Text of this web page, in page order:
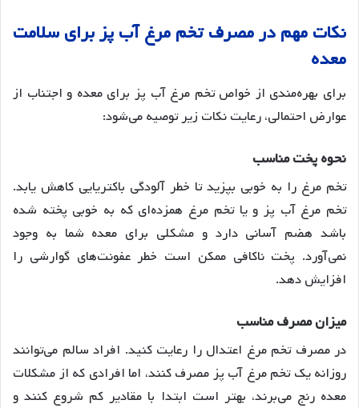
نکات مهم درمصرف تخم مرغ آب پزبرای سلامت
معده
برای بهره‌مندی از خواص تخم مرغ آب پز برای معده و اجتناب از
عوارض احتمالی، رعایت نکات زیر توصیه می‌شود:
نحوهپختمناسب
تخم مرغ را به خوبی بپزید تا خطر آلودگی باکتریایی کاهش یابد.
تخم مرغ آب پز و یا تخم مرغ همزده‌ای که به خوبی پخته شده
باشد هضم آسانی دارد و مشکلی برای معده شما به وجود
نمی‌آورد. پخت ناکافی ممکن است خطر عفونت‌های گوارشی را
افزایش دهد.
میزانمصرفمناسب
در مصرف تخم مرغ اعتدال را رعایت کنید. افراد سالم می‌توانند
روزانه یک تخم مرغ آب پز مصرف کنند، اما افرادی که از مشکلات
معده رنج می‌برند، بهتر است ابتدا با مقادیر کم شروع کنند و